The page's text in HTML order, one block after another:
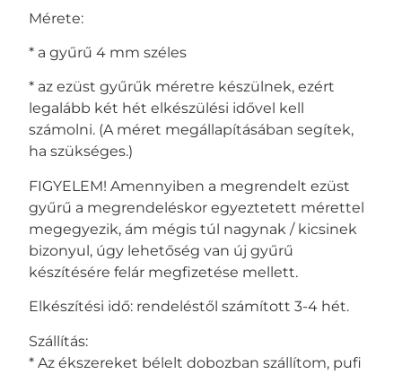
Mérete:
* a gyűrű 4 mm széles
* az ezüst gyűrűk méretre készülnek, ezért
legalább két hét elkészülési idővel kell
számolni. (A méret megállapításában segítek,
ha szükséges.)
FIGYELEM! Amennyiben a megrendelt ezüst
gyűrű a megrendeléskor egyeztetett mérettel
megegyezik, ám mégis túl nagynak / kicsinek
bizonyul, úgy lehetőség van új gyűrű
készítésére felár megfizetése mellett.
Elkészítési idő: rendeléstől számított 3-4 hét.
Szállítás:
* Az ékszereket bélelt dobozban szállítom, pufi